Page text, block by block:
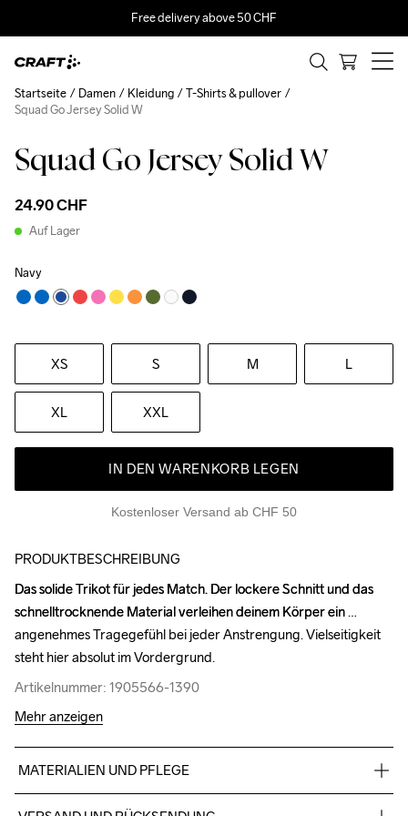
Free delivery above 50 CHF
Squad Go Jersey Solid W
24.90 CHF
Auf Lager
Navy
XS S M L
XL XXL
IN DEN WARENKORB LEGEN
Kostenloser Versand ab CHF 50
Startseite Damen Kleidung
T-Shirts & pullover
Squad Go Jersey Solid W
PRODUKTBESCHREIBUNG
Das solide Trikot für jedes Match. Der lockere Schnitt und das
schnelltrocknende Material verleihen deinem Körper ein
angenehmes Tragegefühl bei jeder Anstrengung. Vielseitigkeit
steht hier absolut im Vordergrund.
Artikelnummer: 1905566-1390
Das solide Trikot für jedes Match. Der lockere Schnitt und das
schnelltrocknende Material verleihen deinem Körper ein
angenehmes Tragegefühl bei jeder Anstrengung. Vielseitigkeit
steht hier absolut im Vordergrund.
Artikelnummer: 1905566-1390
Mehr anzeigen
MATERIALIEN UND PFLEGE